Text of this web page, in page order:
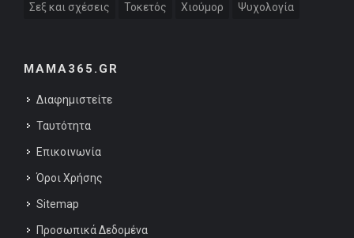
Σεξ και σχέσεις Τοκετός Χιούμορ Ψυχολογία
MAMA365.GR
Διαφημιστείτε
Ταυτότητα
Επικοινωνία
Όροι Χρήσης
Sitemap
Προσωπικά Δεδομένα